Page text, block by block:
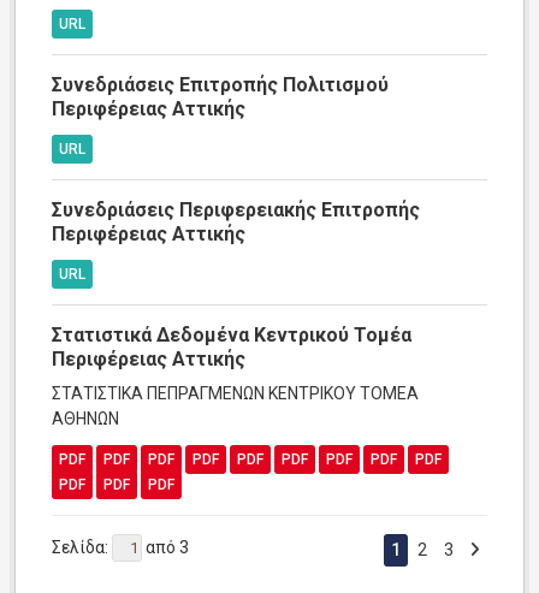
URL
Συνεδριάσεις Επιτροπής Πολιτισμού
Περιφέρειας Αττικής
URL
Συνεδριάσεις Περιφερειακής Επιτροπής
Περιφέρειας Αττικής
URL
Στατιστικά Δεδομένα Κεντρικού Τομέα
Περιφέρειας Αττικής
ΣΤΑΤΙΣΤΙΚΑ ΠΕΠΡΑΓΜΕΝΩΝ ΚΕΝΤΡΙΚΟΥ ΤΟΜΕΑ
ΑΘΗΝΩΝ
PDF PDF PDF PDF PDF PDF PDF PDF
PDF
PDF
PDF PDF
Σελίδα: από 3 1 2 3